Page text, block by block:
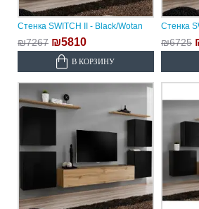
Стенка SWITCH II - Black/Wotan
₪7267 ₪5810
В КОРЗИНУ
Стенка
₪6725